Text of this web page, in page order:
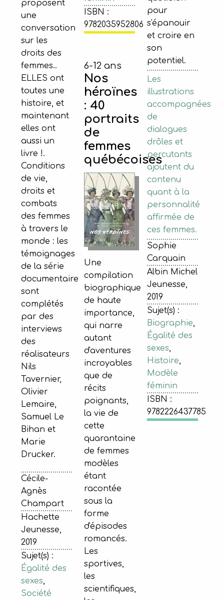
proposent
une
conversation
sur les
droits des
femmes..
ELLES ont
toutes une
histoire, et
maintenant
elles ont
aussi un
livre !.
Conditions
de vie,
droits et
combats
des femmes
à travers le
monde : les
témoignages
de la série
documentaire
sont
complétés
par des
interviews
des
réalisateurs
Nils
Tavernier,
Olivier
Lemaire,
Samuel Le
Bihan et
Marie
Drucker.
Cécile-
Agnès
Champart
Hachette
Jeunesse,
2019
Sujet(s) :
Égalité des
sexes,
Société
ISBN :
9782035952806
pour
s'épanouir
et croire en
son
potentiel.
Les
illustrations
accompagnées
de
dialogues
drôles et
percutants
ajoutent du
contenu
quant à la
personnalité
affirmée de
ces femmes.
Sophie
Carquain
Albin Michel
Jeunesse,
2019
Sujet(s) :
Biographie,
Égalité des
sexes,
Histoire,
Modèle
féminin
ISBN :
9782226437785
6-12 ans
Nos
héroïnes
: 40
portraits
de
femmes
québécoises
Une
compilation
biographique
de haute
importance,
qui narre
autant
d'aventures
incroyables
que de
récits
poignants,
la vie de
cette
quarantaine
de femmes
modèles
étant
racontée
sous la
forme
d'épisodes
romancés.
Les
sportives,
les
scientifiques,